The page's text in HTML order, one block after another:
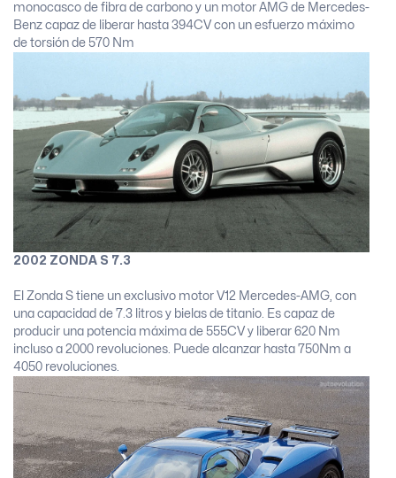
monocasco de fibra de carbono y un motor AMG de Mercedes-
Benz capaz de liberar hasta 394CV con un esfuerzo máximo
de torsión de 570 Nm
2002 ZONDA S 7.3
El Zonda S tiene un exclusivo motor V12 Mercedes-AMG, con
una capacidad de 7.3 litros y bielas de titanio. Es capaz de
producir una potencia máxima de 555CV y liberar 620 Nm
incluso a 2000 revoluciones. Puede alcanzar hasta 750Nm a
4050 revoluciones.